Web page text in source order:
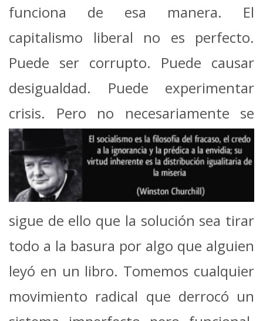
funciona de esa manera. El
capitalismo liberal no es perfecto.
Puede ser corrupto. Puede causar
desigualdad. Puede experimentar
crisis. Pero no necesariamente se
sigue de ello que la solución sea tirar
todo a la basura por algo que alguien
leyó en un libro. Tomemos cualquier
movimiento radical que derrocó un